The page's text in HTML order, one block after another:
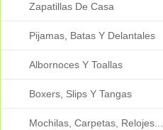
Zapatillas De Casa
Pijamas, Batas Y Delantales
Albornoces Y Toallas
Boxers, Slips Y Tangas
Mochilas, Carpetas, Relojes...